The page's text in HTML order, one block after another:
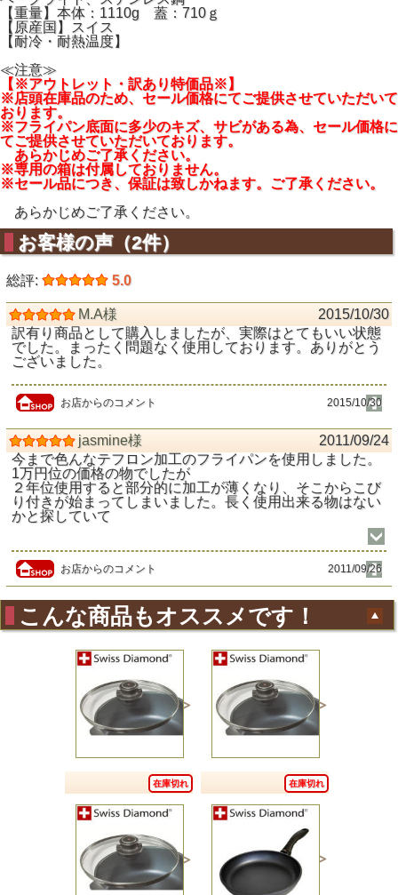
【重量】本体：1110g 蓋：710ｇ
【原産国】スイス
【耐冷・耐熱温度】
≪注意≫
【※アウトレット・訳あり特価品※】
※店頭在庫品のため、セール価格にてご提供させていただいて
おります。
※フライパン底面に多少のキズ、サビがある為、セール価格に
てご提供させていただいております。
あらかじめご了承ください。
※専用の箱は付属しておりません。
※セール品につき、保証は致しかねます。ご了承ください。
あらかじめご了承ください。
お客様の声（2件）
総評: 5.0
M.A様
2015/10/30
訳有り商品として購入しましたが、実際はとてもいい状態
でした。まったく問題なく使用しております。ありがとう
ございました。
お店からのコメント 2015/10/30
jasmine様
2011/09/24
今まで色んなテフロン加工のフライパンを使用しました。
1万円位の価格の物でしたが
２年位使用すると部分的に加工が薄くなり、そこからこび
り付きが始まってしまいました。長く使用出来る物はない
かと探していて
お店からのコメント 2011/09/26
こんな商品もオススメです！
在庫切れ 在庫切れ